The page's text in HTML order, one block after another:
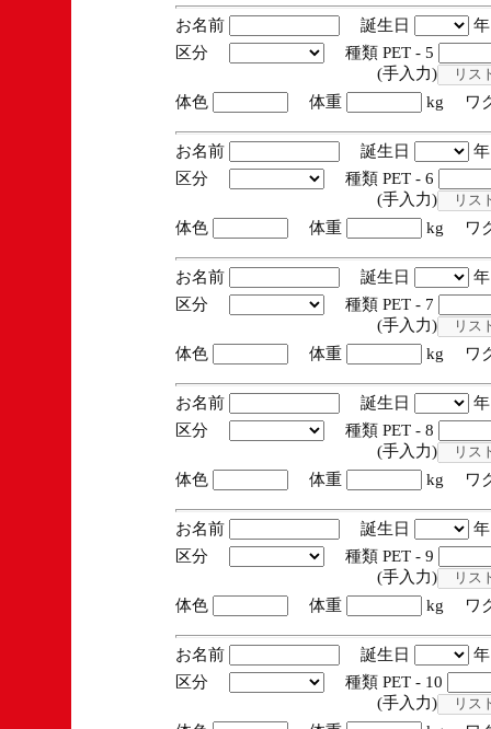
お名前 誕生日
区分
種類 PET - 5
(手入力)
体色
体重 kg ワ
お名前 誕生日
区分
種類 PET - 6
(手入力)
体色
体重 kg ワ
お名前 誕生日
区分
種類 PET - 7
(手入力)
体色
体重 kg ワ
お名前 誕生日
区分
種類 PET - 8
(手入力)
体色
体重 kg ワ
お名前 誕生日
区分
種類 PET - 9
(手入力)
体色
体重 kg ワ
お名前 誕生日
区分
種類 PET - 10
(手入力)